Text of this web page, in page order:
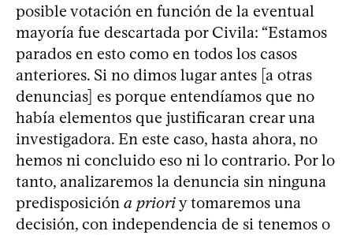
posible votación en función de la eventual
mayoría fue descartada por Civila: “Estamos
parados en esto como en todos los casos
anteriores. Si no dimos lugar antes [a otras
denuncias] es porque entendíamos que no
había elementos que justificaran crear una
investigadora. En este caso, hasta ahora, no
hemos ni concluido eso ni lo contrario. Por lo
tanto, analizaremos la denuncia sin ninguna
predisposición a prioriy tomaremos una
decisión, con independencia de si tenemos o